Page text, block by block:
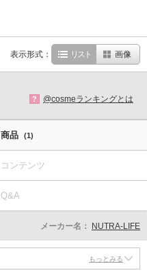
表示形式： リスト 画像
? @cosmeランキングとは
商品 (1)
コンテンツ
Q&A
メーカー名： NUTRA-LIFE
もっとみる